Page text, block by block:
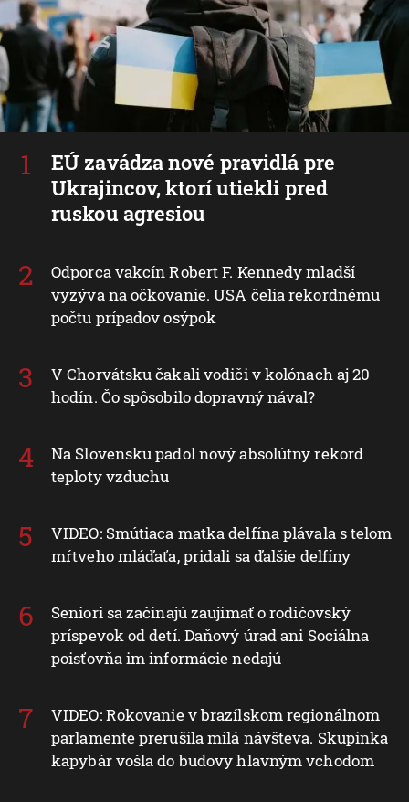
EÚ zavádza nové pravidlá pre
Ukrajincov, ktorí utiekli pred
ruskou agresiou
Odporca vakcín Robert F. Kennedy mladší
vyzýva na očkovanie. USA čelia rekordnému
počtu prípadov osýpok
V Chorvátsku čakali vodiči v kolónach aj 20
hodín. Čo spôsobilo dopravný nával?
Na Slovensku padol nový absolútny rekord
teploty vzduchu
VIDEO: Smútiaca matka delfína plávala s telom
mŕtveho mláďaťa, pridali sa ďalšie delfíny
Seniori sa začínajú zaujímať o rodičovský
príspevok od detí. Daňový úrad ani Sociálna
poisťovňa im informácie nedajú
VIDEO: Rokovanie v brazílskom regionálnom
parlamente prerušila milá návšteva. Skupinka
kapybár vošla do budovy hlavným vchodom